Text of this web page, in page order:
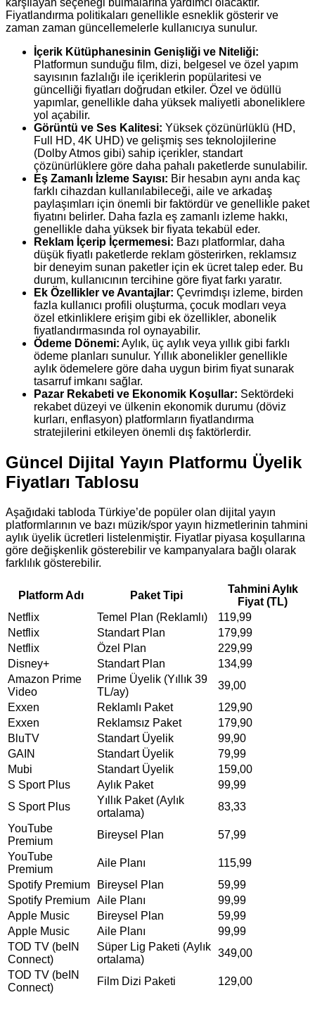
Fiyatlandırma politikaları genellikle esneklik gösterir ve
zaman zaman güncellemelerle kullanıcıya sunulur.
İçerik Kütüphanesinin Genişliği ve Niteliği:
Platformun sunduğu film, dizi, belgesel ve özel yapım
sayısının fazlalığı ile içeriklerin popülaritesi ve
güncelliği fiyatları doğrudan etkiler. Özel ve ödüllü
yapımlar, genellikle daha yüksek maliyetli aboneliklere
yol açabilir.
Görüntü ve Ses Kalitesi: Yüksek çözünürlüklü (HD,
Full HD, 4K UHD) ve gelişmiş ses teknolojilerine
(Dolby Atmos gibi) sahip içerikler, standart
çözünürlüklere göre daha pahalı paketlerde sunulabilir.
Eş Zamanlı İzleme Sayısı: Bir hesabın aynı anda kaç
farklı cihazdan kullanılabileceği, aile ve arkadaş
paylaşımları için önemli bir faktördür ve genellikle paket
fiyatını belirler. Daha fazla eş zamanlı izleme hakkı,
genellikle daha yüksek bir fiyata tekabül eder.
Reklam İçerip İçermemesi: Bazı platformlar, daha
düşük fiyatlı paketlerde reklam gösterirken, reklamsız
bir deneyim sunan paketler için ek ücret talep eder. Bu
durum, kullanıcının tercihine göre fiyat farkı yaratır.
Ek Özellikler ve Avantajlar: Çevrimdışı izleme, birden
fazla kullanıcı profili oluşturma, çocuk modları veya
özel etkinliklere erişim gibi ek özellikler, abonelik
fiyatlandırmasında rol oynayabilir.
Ödeme Dönemi: Aylık, üç aylık veya yıllık gibi farklı
ödeme planları sunulur. Yıllık abonelikler genellikle
aylık ödemelere göre daha uygun birim fiyat sunarak
tasarruf imkanı sağlar.
Pazar Rekabeti ve Ekonomik Koşullar: Sektördeki
rekabet düzeyi ve ülkenin ekonomik durumu (döviz
kurları, enflasyon) platformların fiyatlandırma
stratejilerini etkileyen önemli dış faktörlerdir.
Güncel Dijital Yayın Platformu Üyelik
Fiyatları Tablosu
Aşağıdaki tabloda Türkiye’de popüler olan dijital yayın
platformlarının ve bazı müzik/spor yayın hizmetlerinin tahmini
aylık üyelik ücretleri listelenmiştir. Fiyatlar piyasa koşullarına
göre değişkenlik gösterebilir ve kampanyalara bağlı olarak
farklılık gösterebilir.
Platform Adı Paket Tipi
Tahmini Aylık
Fiyat (TL)
Netflix
Temel Plan (Reklamlı)
119,99
Netflix
Standart Plan
179,99
Netflix
Özel Plan
229,99
Disney+
Standart Plan
134,99
Amazon Prime
Video
Prime Üyelik (Yıllık 39
TL/ay)
39,00
Exxen
Reklamlı Paket
129,90
Exxen
Reklamsız Paket
179,90
BluTV
Standart Üyelik
99,90
GAIN
Standart Üyelik
79,99
Mubi
Standart Üyelik
159,00
S Sport Plus
Aylık Paket
99,99
S Sport Plus
Yıllık Paket (Aylık
ortalama)
83,33
YouTube
Premium
Bireysel Plan
57,99
YouTube
Premium
Aile Planı
115,99
Spotify Premium
Bireysel Plan
59,99
Spotify Premium Aile Planı
99,99
Apple Music
Bireysel Plan
59,99
Apple Music
Aile Planı
99,99
TOD TV (beIN
Connect)
Süper Lig Paketi (Aylık
ortalama)
349,00
TOD TV (beIN
Connect)
Film Dizi Paketi 129,00